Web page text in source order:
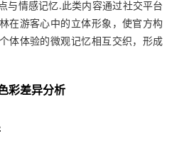
与情感记忆.此类内容通过社交平台
在游客心中的立体形象，使官方构
体体验的微观记忆相互交织，形成
彩差异分析